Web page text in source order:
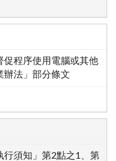
促程序使用電腦或其他
辦法」部分條文
行須知」第2點之1、第